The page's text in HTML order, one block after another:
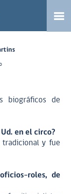
biográficos de
en el circo?
y fue
roles, de